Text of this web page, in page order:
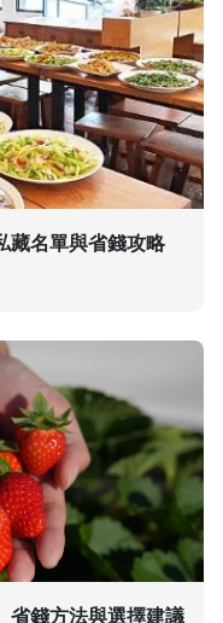
藏名單與省錢攻略
省錢方法與選擇建議